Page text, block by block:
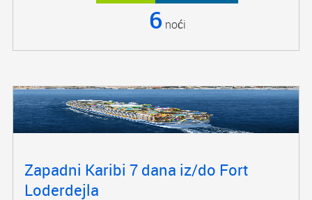
6noći
Zapadni Karibi 7 dana iz/do Fort
Loderdejla